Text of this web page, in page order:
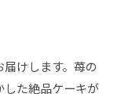
けします。苺の
した絶品ケーキが